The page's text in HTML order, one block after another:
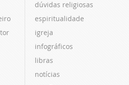
dúvidas religiosas
espiritualidade
igreja
infográficos
libras
notícias